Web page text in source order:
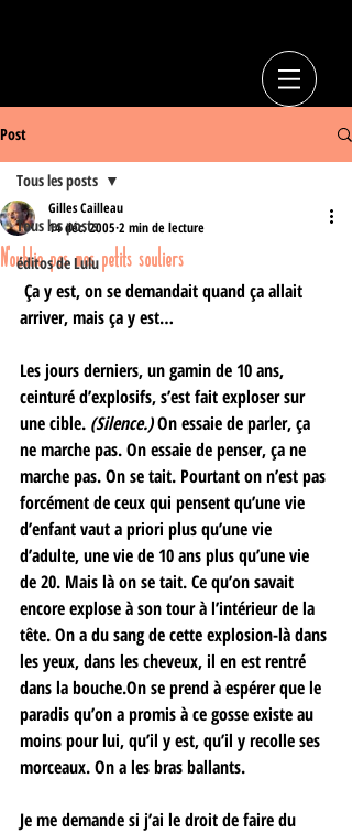
Post
Tous les posts
éditos de Lulu
Tous les posts
N'oublie pas mes petits souliers
Gilles Cailleau
14 déc. 2005 2 min de lecture
arriver, mais ça y est…
Les jours derniers, un gamin de 10 ans,
ceinturé d’explosifs, s’est fait exploser sur
une cible. (Silence.) On essaie de parler, ça
ne marche pas. On essaie de penser, ça ne
marche pas. On se tait. Pourtant on n’est pas
forcément de ceux qui pensent qu’une vie
d’enfant vaut a priori plus qu’une vie
d’adulte, une vie de 10 ans plus qu’une vie
de 20. Mais là on se tait. Ce qu’on savait
encore explose à son tour à l’intérieur de la
tête. On a du sang de cette explosion-là dans
les yeux, dans les cheveux, il en est rentré
dans la bouche.On se prend à espérer que le
paradis qu’on a promis à ce gosse existe au
moins pour lui, qu’il y est, qu’il y recolle ses
morceaux. On a les bras ballants.
Je me demande si j’ai le droit de faire du